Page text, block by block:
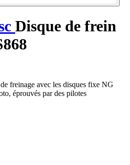
Disque de frein
freinage avec les disques fixe NG
éprouvés par des pilotes